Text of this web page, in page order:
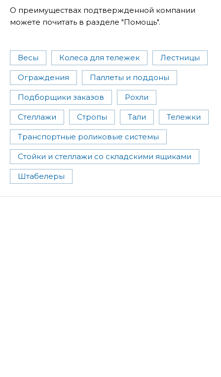
О преимуществах подтвержденной компании
можете почитать в разделе "Помощь".
Весы Колеса для тележек Лестницы
Ограждения Паллеты и поддоны
Подборщики заказов Рохли
Стеллажи Стропы Тали Тележки
Транспортные роликовые системы
Стойки и стеллажи со складскими ящиками
Штабелеры